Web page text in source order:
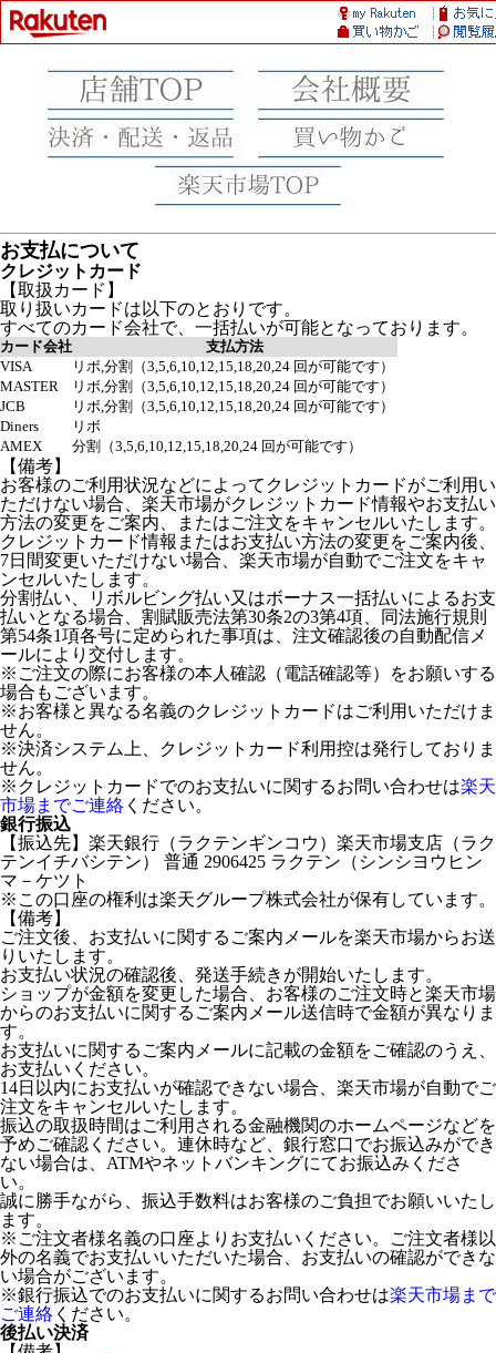
お支払について
クレジットカード
【取扱カード】
取り扱いカードは以下のとおりです。
すべてのカード会社で、一括払いが可能となっております。
カード会社
支払方法
VISA
リボ,分割（3,5,6,10,12,15,18,20,24 回が可能です）
MASTER
リボ,分割（3,5,6,10,12,15,18,20,24 回が可能です）
JCB
リボ,分割（3,5,6,10,12,15,18,20,24 回が可能です）
Diners
リボ
AMEX
分割（3,5,6,10,12,15,18,20,24 回が可能です）
【備考】
お客様のご利用状況などによってクレジットカードがご利用い
ただけない場合、楽天市場がクレジットカード情報やお支払い
方法の変更をご案内、またはご注文をキャンセルいたします。
クレジットカード情報またはお支払い方法の変更をご案内後、
7日間変更いただけない場合、楽天市場が自動でご注文をキャ
ンセルいたします。
分割払い、リボルビング払い又はボーナス一括払いによるお支
払いとなる場合、割賦販売法第30条2の3第4項、同法施行規則
第54条1項各号に定められた事項は、注文確認後の自動配信メ
ールにより交付します。
※ご注文の際にお客様の本人確認（電話確認等）をお願いする
場合もございます。
※お客様と異なる名義のクレジットカードはご利用いただけま
せん。
※決済システム上、クレジットカード利用控は発行しておりま
せん。
※クレジットカードでのお支払いに関するお問い合わせは楽天
市場までご連絡 ください。
銀行振込
【振込先】楽天銀行（ラクテンギンコウ）楽天市場支店（ラク
テンイチバシテン） 普通 2906425 ラクテン（シンシヨウヒン
マ－ケツト
※この口座の権利は楽天グループ株式会社が保有しています。
【備考】
ご注文後、お支払いに関するご案内メールを楽天市場からお送
りいたします。
お支払い状況の確認後、発送手続きが開始いたします。
ショップが金額を変更した場合、お客様のご注文時と楽天市場
からのお支払いに関するご案内メール送信時で金額が異なりま
す。
お支払いに関するご案内メールに記載の金額をご確認のうえ、
お支払いください。
14日以内にお支払いが確認できない場合、楽天市場が自動でご
注文をキャンセルいたします。
振込の取扱時間はご利用される金融機関のホームページなどを
予めご確認ください。連休時など、銀行窓口でお振込みができ
ない場合は、ATMやネットバンキングにてお振込みくださ
い。
誠に勝手ながら、振込手数料はお客様のご負担でお願いいたし
ます。
※ご注文者様名義の口座よりお支払いください。ご注文者様以
外の名義でお支払いいただいた場合、お支払いの確認ができな
い場合がございます。
※銀行振込でのお支払いに関するお問い合わせは楽天市場まで
ご連絡 ください。
後払い決済